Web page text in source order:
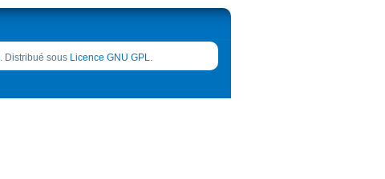
. Distribué sous Licence GNU GPL.